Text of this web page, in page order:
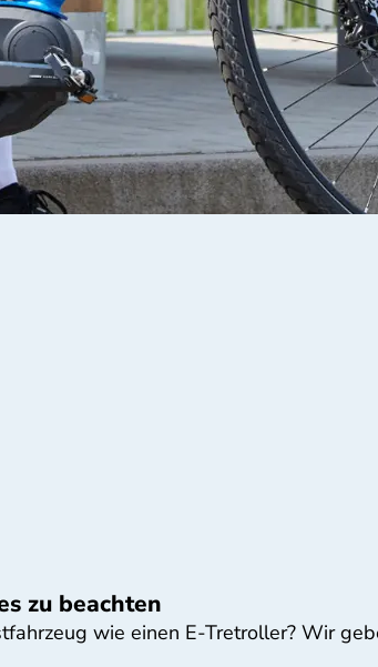
zu beachten
wie einen E-Tretroller? Wir